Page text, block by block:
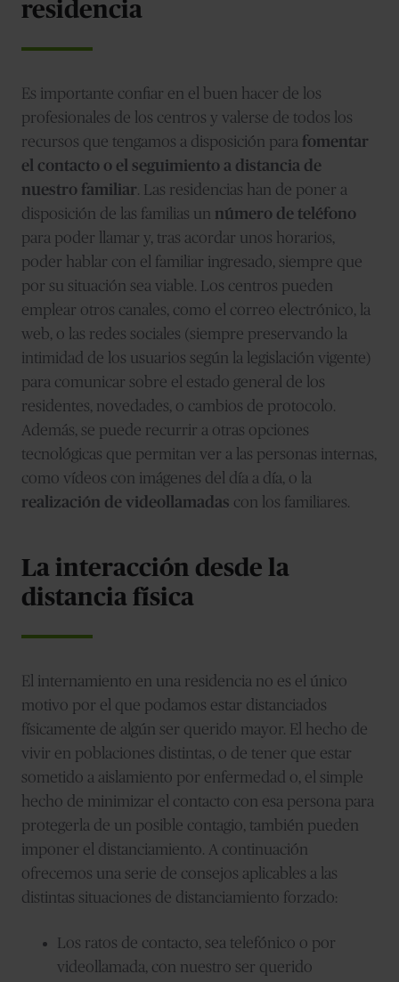
residencia
Es importante confiar en el buen hacer de los
profesionales de los centros y valerse de todos los
recursos que tengamos a disposición para fomentar
el contacto o el seguimiento a distancia de
nuestro familiar. Las residencias han de poner a
disposición de las familias un número de teléfono
para poder llamar y, tras acordar unos horarios,
poder hablar con el familiar ingresado, siempre que
por su situación sea viable. Los centros pueden
emplear otros canales, como el correo electrónico, la
web, o las redes sociales (siempre preservando la
intimidad de los usuarios según la legislación vigente)
para comunicar sobre el estado general de los
residentes, novedades, o cambios de protocolo.
Además, se puede recurrir a otras opciones
tecnológicas que permitan ver a las personas internas,
como vídeos con imágenes del día a día, o la
realización de videollamadas con los familiares.
La interacción desde la
distancia física
El internamiento en una residencia no es el único
motivo por el que podamos estar distanciados
físicamente de algún ser querido mayor. El hecho de
vivir en poblaciones distintas, o de tener que estar
sometido a aislamiento por enfermedad o, el simple
hecho de minimizar el contacto con esa persona para
protegerla de un posible contagio, también pueden
imponer el distanciamiento. A continuación
ofrecemos una serie de consejos aplicables a las
distintas situaciones de distanciamiento forzado:
Los ratos de contacto, sea telefónico o por
videollamada, con nuestro ser querido